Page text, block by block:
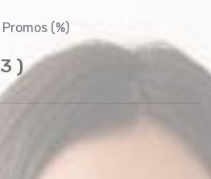
Promos (%)
3 )